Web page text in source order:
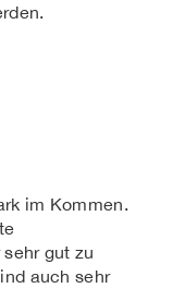
im Kommen.
gut zu
auch sehr